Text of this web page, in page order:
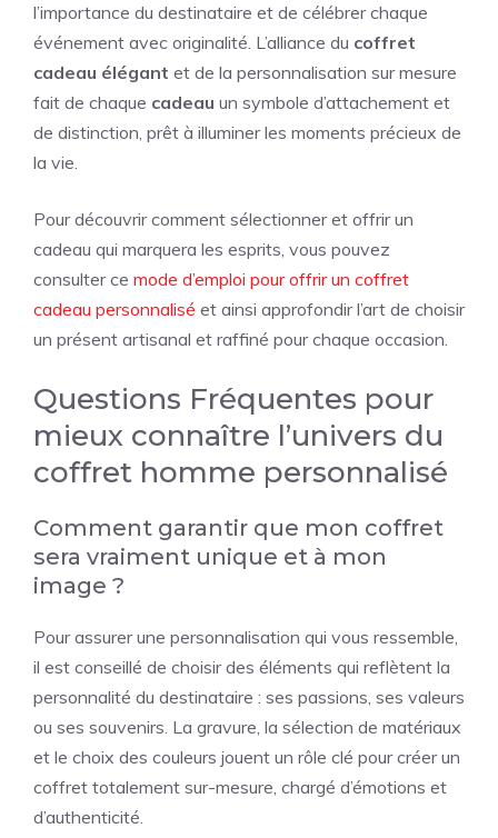
l’importance du destinataire et de célébrer chaque
événement avec originalité. L’alliance du coffret
cadeau élégant et de la personnalisation sur mesure
fait de chaque cadeau un symbole d’attachement et
de distinction, prêt à illuminer les moments précieux de
la vie.
Pour découvrir comment sélectionner et offrir un
cadeau qui marquera les esprits, vous pouvez
consulter ce mode d’emploi pour offrir un coffret
cadeau personnalisé et ainsi approfondir l’art de choisir
un présent artisanal et raffiné pour chaque occasion.
Questions Fréquentes pour
mieux connaître l’univers du
coffret homme personnalisé
Comment garantir que mon coffret
sera vraiment unique et à mon
image ?
Pour assurer une personnalisation qui vous ressemble,
il est conseillé de choisir des éléments qui reflètent la
personnalité du destinataire : ses passions, ses valeurs
ou ses souvenirs. La gravure, la sélection de matériaux
et le choix des couleurs jouent un rôle clé pour créer un
coffret totalement sur-mesure, chargé d’émotions et
d’authenticité.